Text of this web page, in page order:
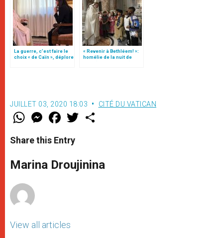
La guerre, c’est faire le
choix « de Caïn », déplore
« Revenir à Bethléem! »:
homélie de la nuit de
Noël (texte complet)
JUILLET 03, 2020 18:03 CITÉ DU VATICAN
W
t
s
p
p
M
e
s
e
g
e
F
a
e
b
o
k
w
r
Share this Entry
Marina Droujinina
View all articles